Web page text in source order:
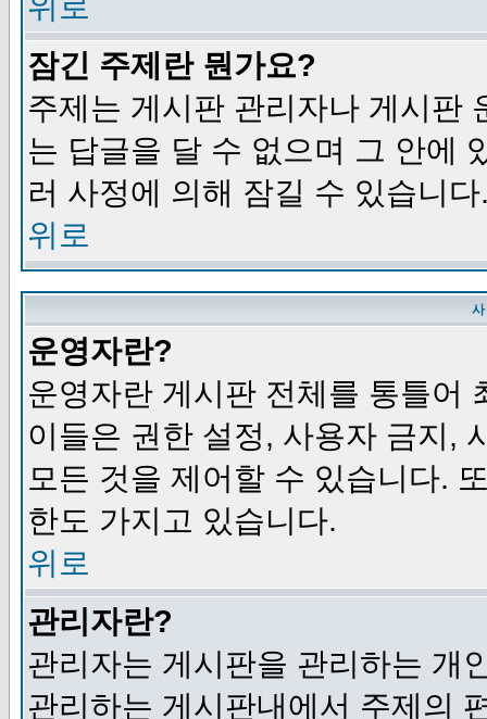
잠긴 주제란 뭔가요?
주제는 게시판 관리자나 게시판
는 답글을 달 수 없으며 그 안에
러 사정에 의해 잠길 수 있습니다
위로
운영자란?
운영자란 게시판 전체를 통틀어
이들은 권한 설정, 사용자 금지,
모든 것을 제어할 수 있습니다.
한도 가지고 있습니다.
위로
관리자란?
관리자는 게시판을 관리하는 개
관리하는 게시판내에서 주제의